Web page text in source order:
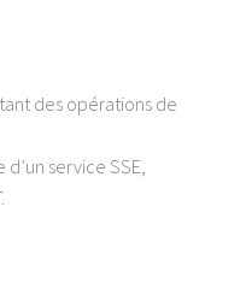
des opérations de
service SSE,